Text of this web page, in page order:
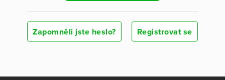
Zapomněli jste heslo? Registrovat se